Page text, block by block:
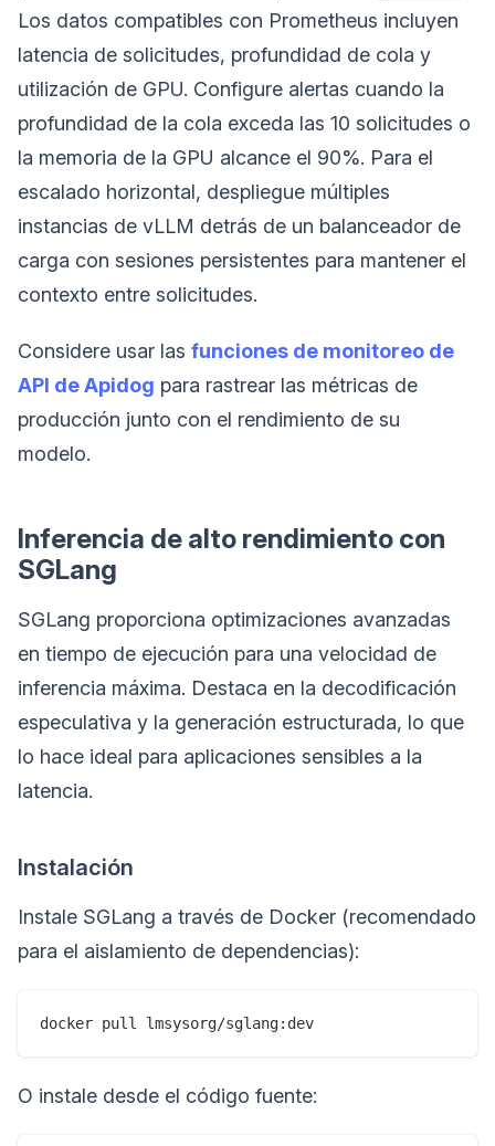
Los datos compatibles con Prometheus incluyen
latencia de solicitudes, profundidad de cola y
utilización de GPU. Configure alertas cuando la
profundidad de la cola exceda las 10 solicitudes o
la memoria de la GPU alcance el 90%. Para el
escalado horizontal, despliegue múltiples
instancias de vLLM detrás de un balanceador de
carga con sesiones persistentes para mantener el
contexto entre solicitudes.
Considere usar las funciones de monitoreo de
API de Apidog para rastrear las métricas de
producción junto con el rendimiento de su
modelo.
Inferencia de alto rendimiento con
SGLang
SGLang proporciona optimizaciones avanzadas
en tiempo de ejecución para una velocidad de
inferencia máxima. Destaca en la decodificación
especulativa y la generación estructurada, lo que
lo hace ideal para aplicaciones sensibles a la
latencia.
Instalación
Instale SGLang a través de Docker (recomendado
para el aislamiento de dependencias):
O instale desde el código fuente: